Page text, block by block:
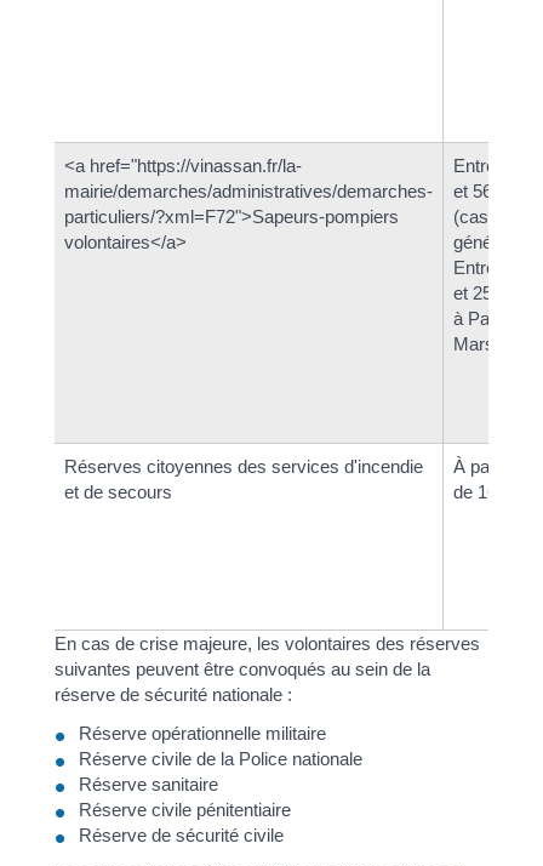
<a href="https://vinassan.fr/la-
mairie/demarches/administratives/demarches-
particuliers/?xml=F72">Sapeurs-pompiers
volontaires</a>
Entre 16
et 56 ans
(cas
général).
Entre 18
et 25 ans
à Paris et
Marseille.
Réserves citoyennes des services d'incendie
et de secours
À partir
de 16 ans
En cas de crise majeure, les volontaires des réserves
suivantes peuvent être convoqués au sein de la
réserve de sécurité nationale :
Réserve opérationnelle militaire
Réserve civile de la Police nationale
Réserve sanitaire
Réserve civile pénitentiaire
Réserve de sécurité civile